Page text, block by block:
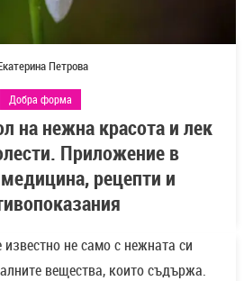
Петрова
Добра форма
на нежна красота и лек
Приложение в
рецепти и
не само с нежната си
вещества, които съдържа.